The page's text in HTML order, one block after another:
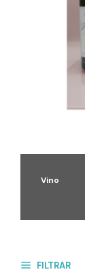
Vino
FILTRAR